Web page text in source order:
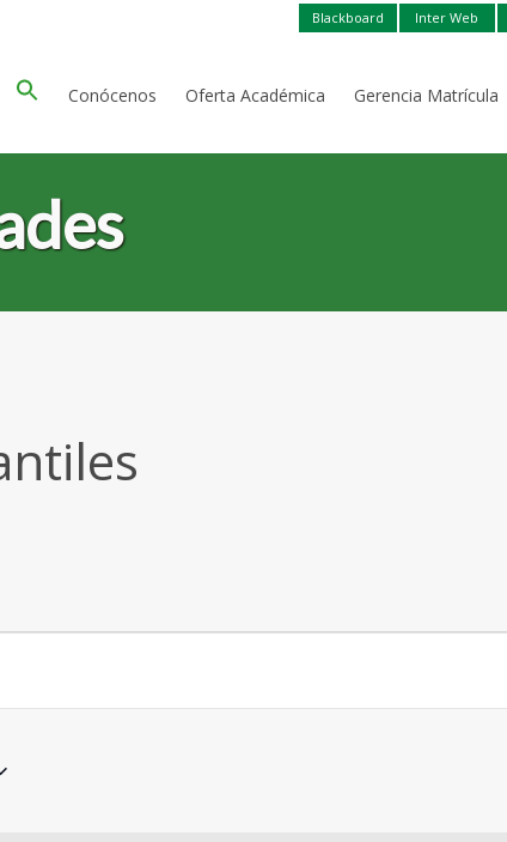
Blackboard Inter Web
Conócenos Oferta Académica Gerencia Matrícula